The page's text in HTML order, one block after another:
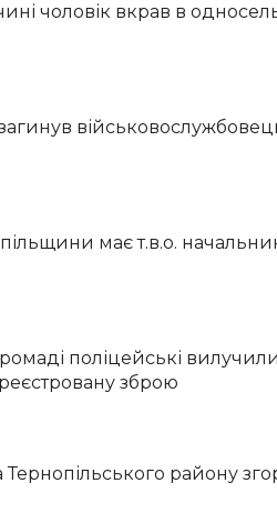
чоловік вкрав в
має т.в.о.
поліцейські
зброю
Тернопільського району